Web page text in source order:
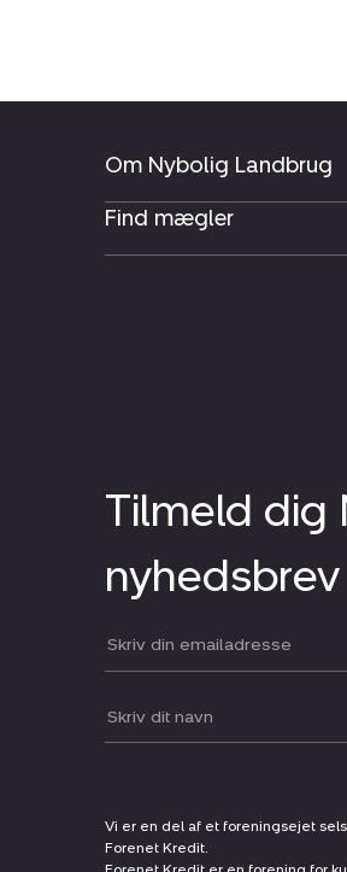
Om Nybolig Landbrug
Find mægler
Tilmeld dig
nyhedsbrev
Din email:
Dit navn:
Vi er en del af et foreningsejet
Forenet Kredit.